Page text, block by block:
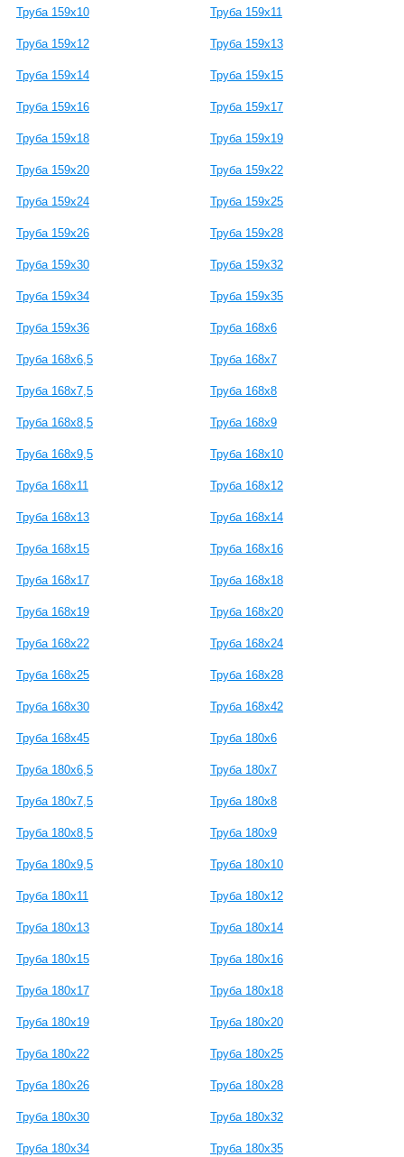
Труба 159x10 Труба 159x11
Труба 159x12 Труба 159x13
Труба 159x14 Труба 159x15
Труба 159x16 Труба 159x17
Труба 159x18 Труба 159x19
Труба 159x20 Труба 159x22
Труба 159x24 Труба 159x25
Труба 159x26 Труба 159x28
Труба 159x30 Труба 159x32
Труба 159x34 Труба 159x35
Труба 159x36 Труба 168x6
Труба 168x6,5 Труба 168x7
Труба 168x7,5 Труба 168x8
Труба 168x8,5 Труба 168x9
Труба 168x9,5 Труба 168x10
Труба 168x11 Труба 168x12
Труба 168x13 Труба 168x14
Труба 168x15 Труба 168x16
Труба 168x17 Труба 168x18
Труба 168x19 Труба 168x20
Труба 168x22 Труба 168x24
Труба 168x25 Труба 168x28
Труба 168x30 Труба 168x42
Труба 168x45 Труба 180x6
Труба 180x6,5 Труба 180x7
Труба 180x7,5 Труба 180x8
Труба 180x8,5 Труба 180x9
Труба 180x9,5 Труба 180x10
Труба 180x11 Труба 180x12
Труба 180x13 Труба 180x14
Труба 180x15 Труба 180x16
Труба 180x17 Труба 180x18
Труба 180x19 Труба 180x20
Труба 180x22 Труба 180x25
Труба 180x26 Труба 180x28
Труба 180x30 Труба 180x32
Труба 180x34 Труба 180x35